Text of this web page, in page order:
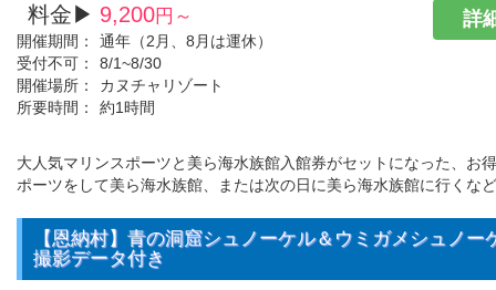
料金▶ 9,200円～
開催期間：
通年（2月、8月は運休）
受付不可：
8/1~8/30
開催場所：
カヌチャリゾート
所要時間：
約1時間
詳
大人気マリンスポーツと美ら海水族館入館券がセットになった、お
ポーツをして美ら海水族館、または次の日に美ら海水族館に行くな
【恩納村】青の洞窟シュノーケル＆ウミガメシュノ
撮影データ付き